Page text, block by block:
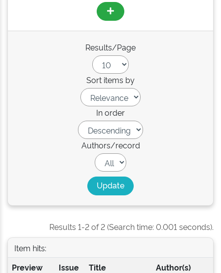
Results/Page
Sort items by
In order
Authors/record
Results 1-2 of 2 (Search time: 0.001 seconds).
Item hits:
Preview
Issue
Title Author(s)